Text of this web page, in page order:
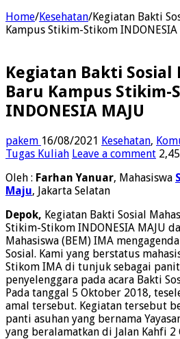
Home/Kesehatan/Kegiatan Bakti
Kampus Stikim-Stikom INDONESIA
Kegiatan Bakti Sosial
Baru Kampus Stikim-
INDONESIA MAJU
pakem 16/08/2021 Kesehatan,
Tugas Kuliah Leave a comment
Oleh : Farhan Yanuar, Mahasiswa
Maju, Jakarta Selatan
Depok, Kegiatan Bakti Sosial
Stikim-Stikom INDONESIA MAJU
Mahasiswa (BEM) IMA
Sosial. Kami yang berstatus
Stikom IMA di tunjuk sebagai
penyelenggara pada acara Bakti
Pada tanggal 5 Oktober 2018,
amal tersebut. Kegiatan tersebut
panti asuhan yang bernama
yang beralamatkan di Jalan Kahfi 2